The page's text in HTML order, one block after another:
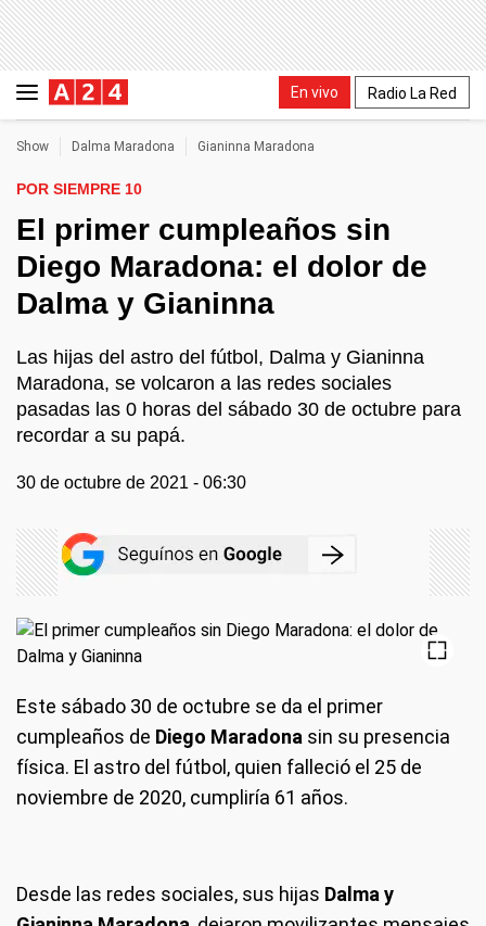
En vivo Radio La Red
Show Dalma Maradona Gianinna Maradona
POR SIEMPRE 10
El primer cumpleaños sin
Diego Maradona: el dolor de
Dalma y Gianinna
Las hijas del astro del fútbol, Dalma y Gianinna
Maradona, se volcaron a las redes sociales
pasadas las 0 horas del sábado 30 de octubre para
recordar a su papá.
30 de octubre de 2021 - 06:30
Este sábado 30 de octubre se da el primer
cumpleaños de Diego Maradona sin su presencia
física. El astro del fútbol, quien falleció el 25 de
noviembre de 2020, cumpliría 61 años.
Desde las redes sociales, sus hijas Dalma y